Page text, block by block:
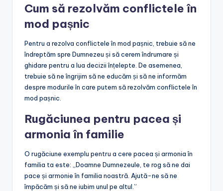
Cum să rezolvăm conflictele în
mod pașnic
Pentru a rezolva conflictele în mod pașnic, trebuie să ne
îndreptăm spre Dumnezeu și să cerem îndrumare și
ghidare pentru a lua decizii înțelepte. De asemenea,
trebuie să ne îngrijim să ne educăm și să ne informăm
despre modurile în care putem să rezolvăm conflictele în
mod pașnic.
Rugăciunea pentru pacea și
armonia în familie
O rugăciune exemplu pentru a cere pacea și armonia în
familia ta este: „Doamne Dumnezeule, te rog să ne dai
pace și armonie în familia noastră. Ajută-ne să ne
împăcăm și să ne iubim unul pe altul.”